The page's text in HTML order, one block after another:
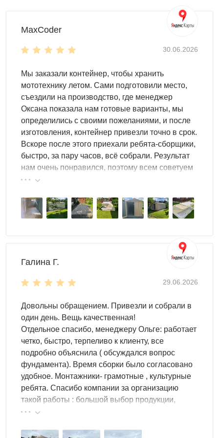
стеллажи,
инструментальные панели,
велосипедные стойки,
системы хранения шин.
Базовое исполнение из оцинкованной стали
обеспечивает защиту от коррозии.
Покраска по палитре RAL и нанесение логотипа
улучшают внешний вид и превращают контейнер в
эффективный рекламный носитель.
Компания SKOGGY гарантирует высокое качество
материалов и профессиональный подход к каждому
Доставкапо Твери и Тверской
Выполняем доставку в разобранном виде
области. Дополнительно вы можете заказать блоки под
фундамент, сборку и другие услуги. Оставьте заявку
звонка, сообщение в мессенджере или письмо на почту.
Мы поможем реализовать любой проект, чтобы ваш
участок стал функциональным и стильным!
Компания Скогги предлагает большой выбор
контейнера складапо доступным ценам для жителей
Твери и Тверской области.
MaxCoder
30.06.2026
Мы заказали контейнер, чтобы хранить
мототехнику летом. Сами подготовили место,
съездили на производство, где менеджер
Оксана показала нам готовые варианты, мы
определились с своими пожеланиями, и после
изготовления, контейнер привезли точно в срок.
Вскоре после этого приехали ребята-сборщики,
быстро, за пару часов, всё собрали. Результат
нам очень понравился, поэтому всем советуем
эту фирму.
Галина Г.
29.06.2026
Довольны обращением. Привезли и собрали в
один день. Вещь качественная!
Отдельное спасибо, менеджеру Ольге: работает
четко, быстро, терпеливо к клиенту, все
подробно объяснила ( обсуждался вопрос
фундамента). Время сборки было согласовано
удобное. Монтажники- грамотные , культурные
ребята. Спасибо компании за организацию
такой работы : большой выбор продукции,
реальные цены.